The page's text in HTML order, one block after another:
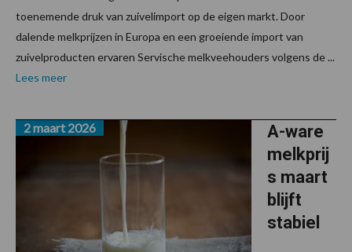
toenemende druk van zuivelimport op de eigen markt. Door
dalende melkprijzen in Europa en een groeiende import van
zuivelproducten ervaren Servische melkveehouders volgens de ...
Lees meer
A-ware
melkprij
s maart
blijft
stabiel
2 maart 2026